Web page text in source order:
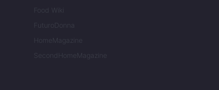
Food Wiki
FuturoDonna
HomeMagazine
SecondHomeMagazine